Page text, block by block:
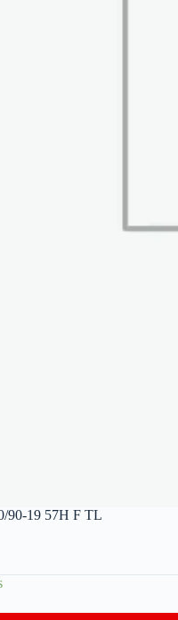
90-19 57H F TL